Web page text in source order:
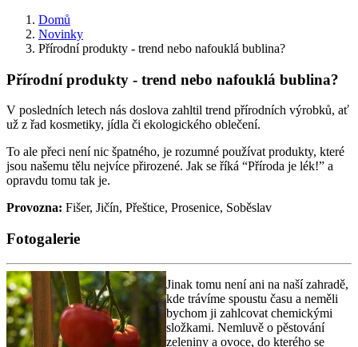
Domů
Novinky
Přírodní produkty - trend nebo nafouklá bublina?
Přírodní produkty - trend nebo nafouklá bublina?
V posledních letech nás doslova zahltil trend přírodních výrobků, ať
už z řad kosmetiky, jídla či ekologického oblečení.
To ale přeci není nic špatného, je rozumné používat produkty, které
jsou našemu tělu nejvíce přirozené. Jak se říká “Příroda je lék!” a
opravdu tomu tak je.
Provozna: Fišer, Jičín, Přeštice, Prosenice, Soběslav
Fotogalerie
Jinak tomu není ani na naší zahradě,
kde trávíme spoustu času a neměli
bychom ji zahlcovat chemickými
složkami. Nemluvě o pěstování
zeleniny a ovoce, do kterého se